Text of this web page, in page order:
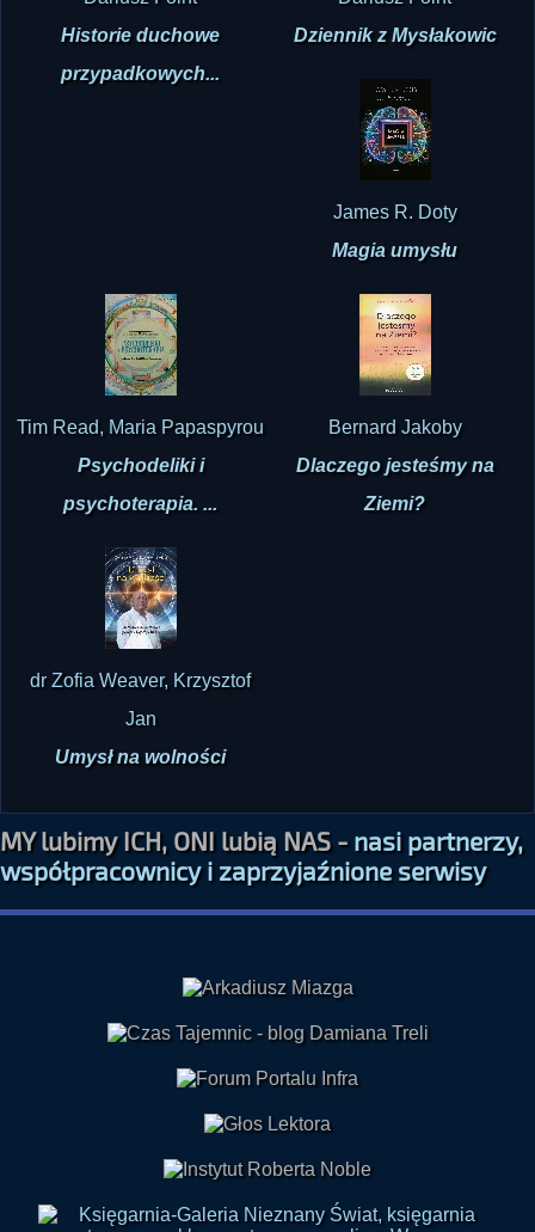
przypadkowych...
James R. Doty
Magia umysłu
Tim Read, Maria Papaspyrou
Psychodeliki i
psychoterapia. ...
Bernard Jakoby
Dlaczego jesteśmy na
Ziemi?
dr Zofia Weaver, Krzysztof
Jan
Umysł na wolności
współpracownicy i zaprzyjaźnione serwisy